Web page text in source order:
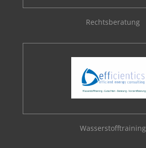
Rechtsberatung
Wasserstofftraining